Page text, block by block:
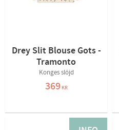
Drey Slit Blouse Gots -
Tramonto
Konges slöjd
369KR